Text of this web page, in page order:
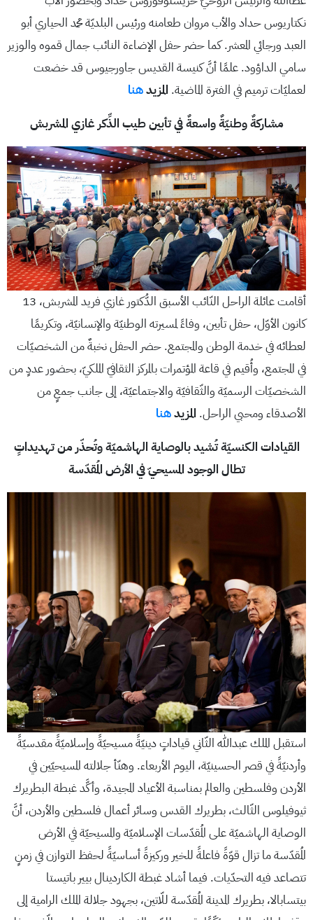
نكتاريوس حداد والأب مروان طعامنه ورئيس البلديّة محمد الحياري أبو
العبد ورجائي المعشر. كما حضر حفل الإضاءة النائب جمال قموه والوزير
سامي الداؤود. علمًا أنَّ كنيسة القديس جاورجيوس قد خضعت
لعمليّات ترميم في الفترة الماضية. المزيدهنا
مشاركةٌ وطنيّةٌ واسعةٌ في تأبين طيب الذِّكر غازي المشربش
أقامت عائلة الراحل النّائب الأسبق الدُّكتور غازي فريد المشربش، 13
كانون الأوّل، حفل تأبين، وفاءً لمسيرته الوطنيّة والإنسانيّة، وتكريمًا
لعطائه في خدمة الوطن والمجتمع. حضر الحفل نخبةٌ من الشخصيّات
في المجتمع، وأُقيم في قاعة المؤتمرات بالمركز الثقافيّ الملكيّ، بحضور عددٍ من
الشخصيّات الرسميّة والثّقافيّة والاجتماعيّة، إلى جانب جمعٍ من
الأصدقاء ومحبي الراحل. المزيدهنا
القيادات الكنسيّة تُشيد بالوصاية الهاشميّة وتُحذّر من تهديداتٍ
تطال الوجود المسيحيّ في الأرض المُقدّسة
استقبل الملك عبدﷲ الثّاني قياداتٍ دينيّةً مسيحيّةً وإسلاميّةً مقدسيّةً
وأردنيّةً في قصر الحسينيّة، اليوم الأربعاء. وهنّأ جلالته المسيحيّين في
الأردن وفلسطين والعالم بمناسبة الأعياد المجيدة، وأكَّد غبطة البطريرك
ثيوفيلوس الثّالث، بطريرك القدس وسائر أعمال فلسطين والأردن، أنَّ
الوصاية الهاشميّة على المُقدّسات الإسلاميّة والمسيحيّة في الأرض
المُقدّسة ما تزال قوّةً فاعلةً للخير وركيزةً أساسيّةً لحفظ التوازن في زمنٍ
تتصاعد فيه التحدّيات. فيما أشاد غبطة الكاردينال بيير باتيستا
بيتسابالا، بطريرك المدينة المُقدّسة للّاتين، بجهود جلالة الملك الرامية إلى